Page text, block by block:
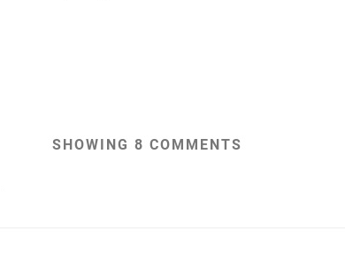
SHOWING 8 COMMENTS